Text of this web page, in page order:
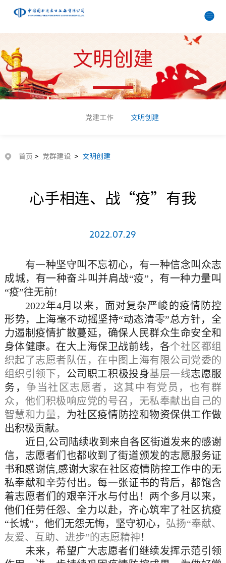
文明创建
党建工作 文明创建
首页 > 党群建设 > 文明创建
心手相连、战“疫”有我
2022.07.29
有一种坚守叫不忘初心，有一种信念叫众志
成城，有一种奋斗叫并肩战“疫”，有一种力量叫
“疫”往无前!
2022年4月以来，面对复杂严峻的疫情防控
形势，上海毫不动摇坚持“动态清零”总方针，全
力遏制疫情扩散蔓延，确保人民群众生命安全和
身体健康。在大上海保卫战前线，各个社区都组
织起了志愿者队伍，在中图上海有限公司党委的
组织引领下， 公司职工积极投身基层一线志愿服
务， 争当社区志愿者，这其中有党员，也有群
众，他们积极响应党的号召，无私奉献出自己的
智慧和力量， 为社区疫情防控和物资保供工作做
出积极贡献。
近日,公司陆续收到来自各区街道发来的感谢
信，志愿者们也都收到了街道颁发的志愿服务证
书和感谢信,感谢大家在社区疫情防控工作中的无
私奉献和辛劳付出。每一张证书的背后，都饱含
着志愿者们的艰辛汗水与付出！两个多月以来，
他们任劳任怨、全力以赴，齐心筑牢了社区抗疫
“长城”，他们无怨无悔，坚守初心， 弘扬“奉献、
友爱、互助、进步”的志愿精神！
未来，希望广大志愿者们继续发挥示范引领